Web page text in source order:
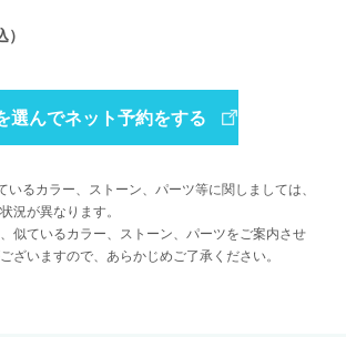
選んでネット予約をする
いるカラー、ストーン、パーツ等に関しましては、
況が異なります。
似ているカラー、ストーン、パーツをご案内させ
ざいますので、あらかじめご了承ください。